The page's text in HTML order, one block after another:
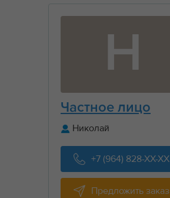
Н
Частное лицо
Николай
+7 (964) 828-XX-XX
Предложить заказ